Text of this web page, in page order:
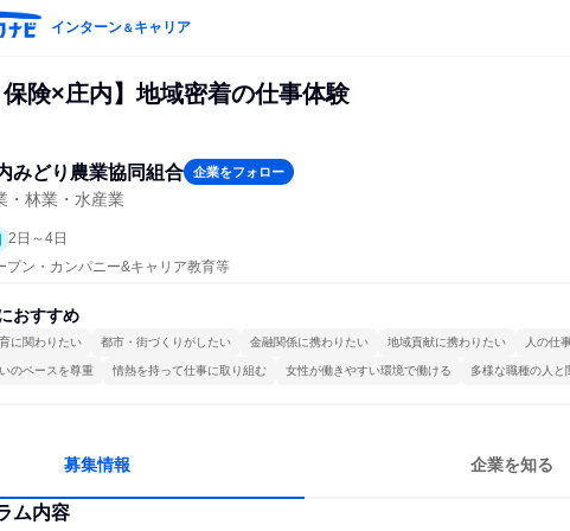
インターン＆キャリア
保険×庄内】地域密着の仕事体験
みどり農業協同組合 企業をフォロー
・林業・水産業
2日～4日
プン・カンパニー&キャリア教育等
おすすめ
に関わりたい 都市・街づくりがしたい 金融関係に携わりたい 地域貢献に携わりたい 人の仕
のペースを尊重 情熱を持って仕事に取り組む 女性が働きやすい環境で働ける 多様な職種の人と
募集情報 企業を知る
ム内容